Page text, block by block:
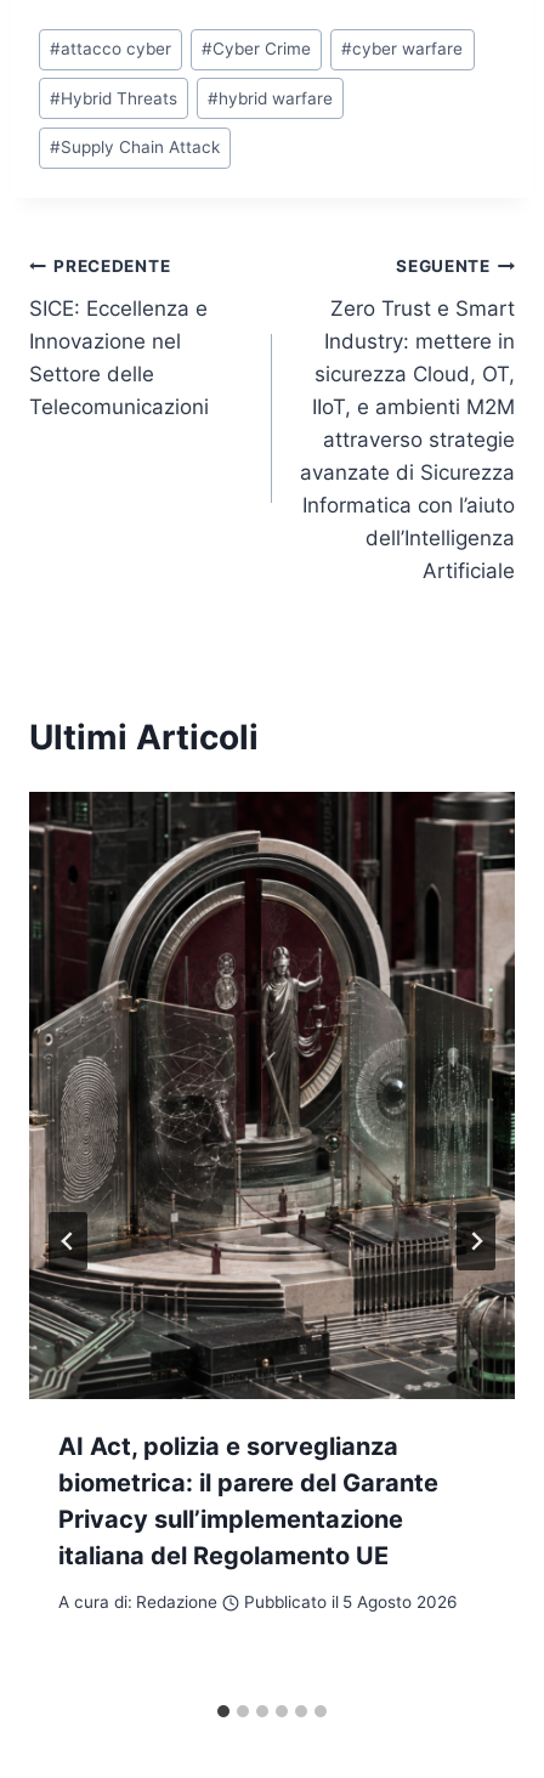
k
e
dI
n
c
e
b
o
itt
er
at
s
A
p
y
Li
ai
l
Tag
articolo:
#attacco cyber #Cyber Crime #cyber warfare
#Hybrid Threats #hybrid warfare
#Supply Chain Attack
Navigazione
articoli
PRECEDENTE
SICE: Eccellenza e
Innovazione nel
Settore delle
Telecomunicazioni
SEGUENTE
Zero Trust e Smart
Industry: mettere in
sicurezza Cloud, OT,
IIoT, e ambienti M2M
attraverso strategie
avanzate di Sicurezza
Informatica con l’aiuto
dell’Intelligenza
Artificiale
Ultimi Articoli
AI Act, polizia e sorveglianza
biometrica: il parere del Garante
Privacy sull’implementazione
italiana del Regolamento UE
A cura di: Redazione Pubblicato il 5 Agosto 2026